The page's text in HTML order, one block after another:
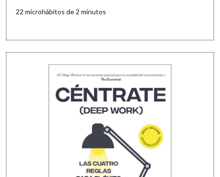
22 microhábitos de 2 minutos